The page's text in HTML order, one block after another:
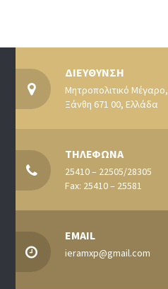
ΔΙΕΥΘΥΝΣΗ
Μητροπολιτικό Μέγαρο,
Ξάνθη 671 00, Ελλάδα
ΤΗΛΕΦΩΝΑ
25410 – 22505/28305
Fax: 25410 – 25581
EMAIL
ieramxp@gmail.com